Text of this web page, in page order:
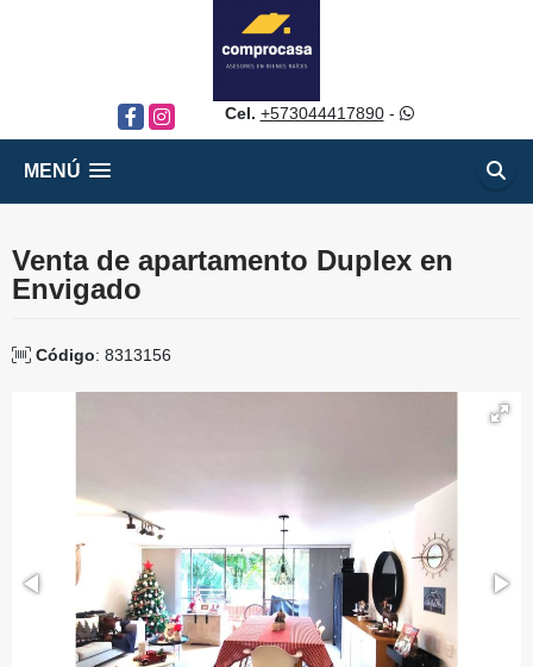
FacebookInstagram Cel. +573044417890-
MENÚ
Venta de apartamento Duplex en
Envigado
Código: 8313156